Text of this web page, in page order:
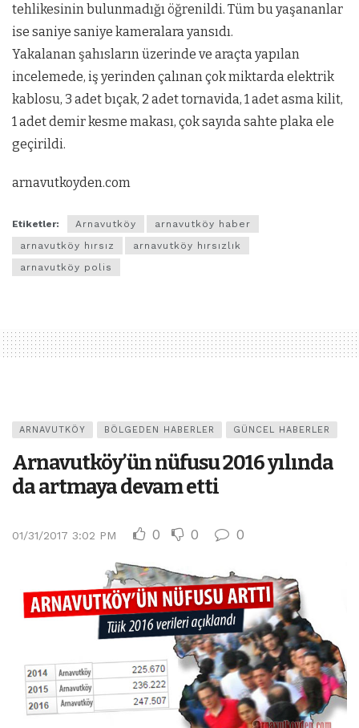
tehlikesinin bulunmadığı öğrenildi. Tüm bu yaşananlar
ise saniye saniye kameralara yansıdı.
Yakalanan şahısların üzerinde ve araçta yapılan
incelemede, iş yerinden çalınan çok miktarda elektrik
kablosu, 3 adet bıçak, 2 adet tornavida, 1 adet asma kilit,
1 adet demir kesme makası, çok sayıda sahte plaka ele
geçirildi.
arnavutkoyden.com
Etiketler: Arnavutköy
arnavutköy haber
arnavutköy hırsız
arnavutköy hırsızlık
arnavutköy polis
ARNAVUTKÖY BÖLGEDEN HABERLER GÜNCEL HABERLER
Arnavutköy’ün nüfusu 2016 yılında
da artmaya devam etti
01/31/2017 3:02 PM 0 0 0